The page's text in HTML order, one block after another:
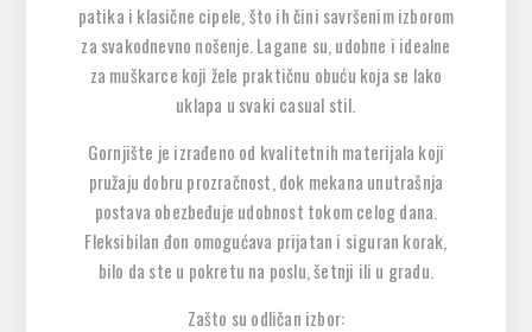
patika i klasične cipele, što ih čini savršenim izborom
za svakodnevno nošenje. Lagane su, udobne i idealne
za muškarce koji žele praktičnu obuću koja se lako
uklapa u svaki casual stil.
Gornjište je izrađeno od kvalitetnih materijala koji
pružaju dobru prozračnost, dok mekana unutrašnja
postava obezbeđuje udobnost tokom celog dana.
Fleksibilan đon omogućava prijatan i siguran korak,
bilo da ste u pokretu na poslu, šetnji ili u gradu.
Zašto su odličan izbor: